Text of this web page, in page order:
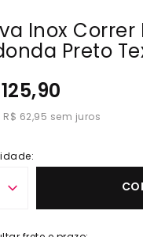
Inox Correr
Preto
R$ 62,95